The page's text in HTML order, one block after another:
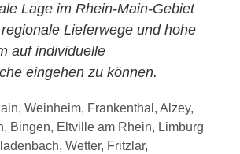
Lage im Rhein-Main-Gebiet
Lieferwege und hohe
auf individuelle
eingehen zu können.
Weinheim, Frankenthal, Alzey,
Bingen, Eltville am Rhein, Limburg
Wetter, Fritzlar,